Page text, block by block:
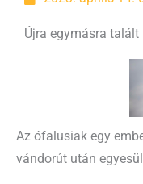
Újra egymásra talált
Az ófalusiak egy
vándorút után